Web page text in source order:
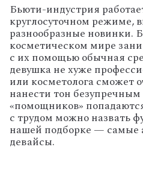
Бьюти-индустрия
круглосуточном режиме,
разнообразные новинки.
косметическом мире
с их помощью обычная
девушка не хуже
или косметолога сможет
нанести тон
«помощников»
с трудом можно назвать
нашей подборке — самые
девайсы.